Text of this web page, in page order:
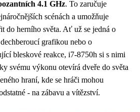
4.1 GHz. To zaručuje
scénách a umožňuje
do herního světa. Ať už se jedná o
grafikou nebo o
bleskové reakce, i7-8750h si s nimi
svému výkonu otevírá dveře do světa
hraní, kde se hráči mohou
- na zábavu a vítězství.